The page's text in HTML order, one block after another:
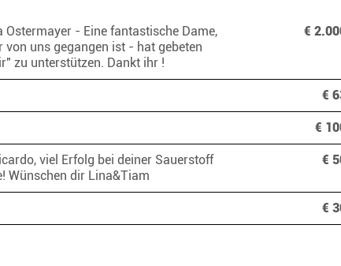
€
Ostermayer - Eine fantastische Dame,
von uns gegangen ist - hat gebeten
zu unterstützen. Dankt ihr !
€
€
€
viel Erfolg bei deiner Sauerstoff
Wünschen dir Lina&Tiam
€